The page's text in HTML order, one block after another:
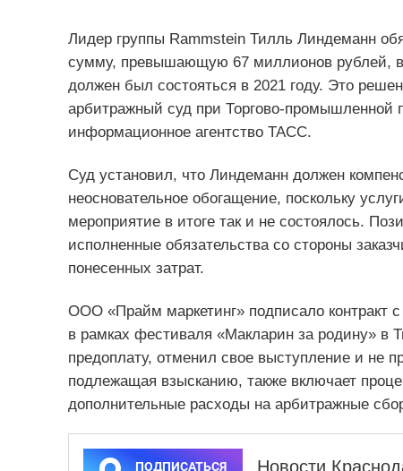
Лидер группы Rammstein Тилль Линдеманн
сумму, превышающую 67 миллионов рублей, в
должен был состояться в 2021 году. Это
арбитражный суд при Торгово-промышленной
информационное агентство ТАСС.
Суд установил, что Линдеманн должен
неосновательное обогащение, поскольку
мероприятие в итоге так и не состоялось.
исполненные обязательства со стороны
понесенных затрат.
ООО «Прайм маркетинг» подписало контракт
в рамках фестиваля «Макларин за родину» в
предоплату, отменил свое выступление и не
подлежащая взысканию, также включает
дополнительные расходы на арбитражные
ПОДПИСАТЬСЯ Новости